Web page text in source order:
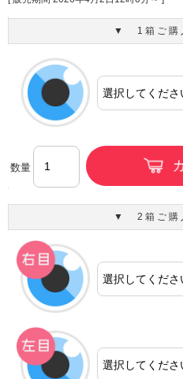
▼ 1箱ご購
数量
▼ 2箱ご購